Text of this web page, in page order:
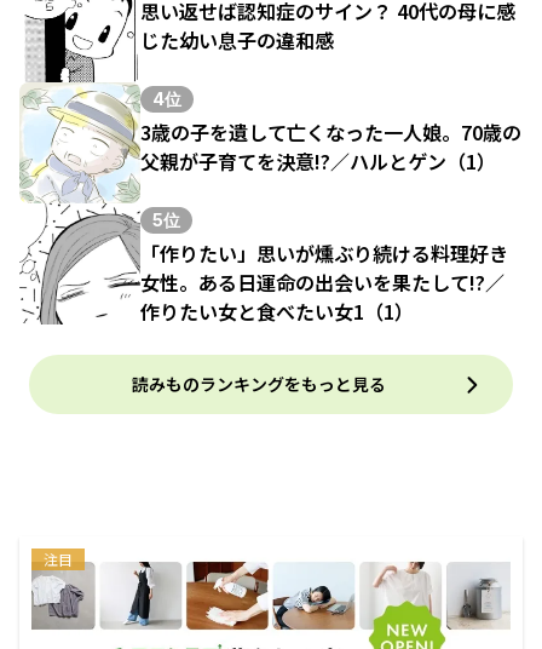
思い返せば認知症のサイン？ 40代の母に感
じた幼い息子の違和感
4位
3歳の子を遺して亡くなった一人娘。70歳の
父親が子育てを決意!?／ハルとゲン（1）
5位
「作りたい」思いが燻ぶり続ける料理好き
女性。ある日運命の出会いを果たして!?／
作りたい女と食べたい女1（1）
読みものランキングをもっと見る
注目